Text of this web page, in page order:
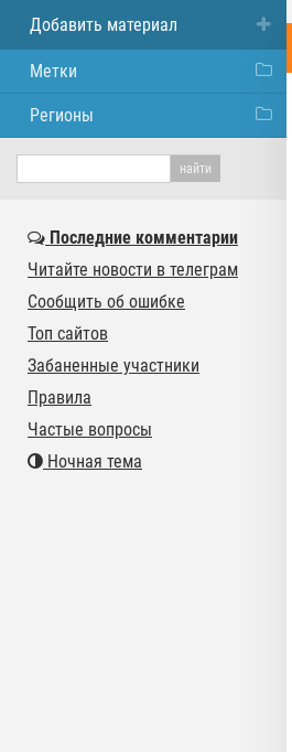
Добавить материал
Метки
Регионы
Последние комментарии
Читайте новости в телеграм
Сообщить об ошибке
Топ сайтов
Забаненные участники
Правила
Частые вопросы
Ночная тема